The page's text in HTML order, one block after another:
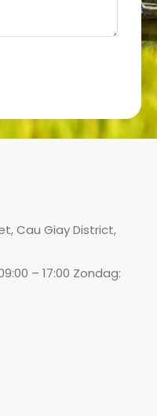
Cau Giay District,
– 17:00 Zondag: